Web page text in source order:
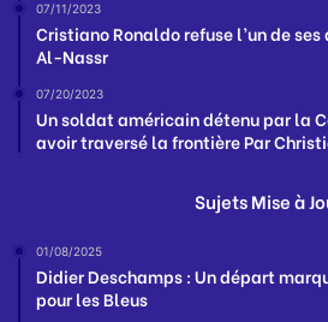
07/11/2023
Cristiano Ronaldo refuse l’un de
Al-Nassr
07/20/2023
Un soldat américain détenu par la
avoir traversé la frontière Par
Sujets Mise à
01/08/2025
Didier Deschamps : Un départ
pour les Bleus